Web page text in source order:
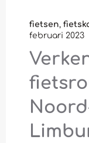
fietsen,
februari 2023